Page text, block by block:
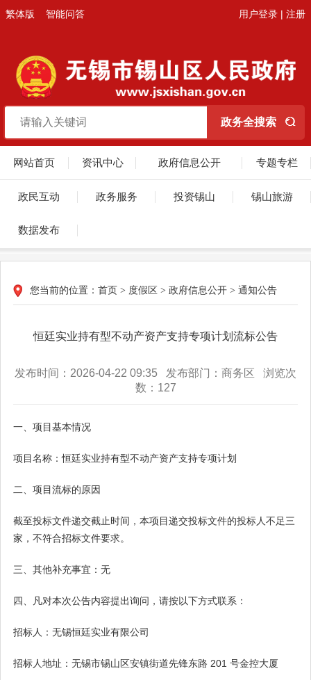
繁体版 智能问答 用户登录 | 注册
网站首页 资讯中心 政府信息公开 专题专栏
政民互动 政务服务 投资锡山 锡山旅游
数据发布
您当前的位置： 首页 > 度假区 > 政府信息公开 > 通知公告
恒廷实业持有型不动产资产支持专项计划流标公告
发布时间：2026-04-22 09:35 发布部门：商务区 浏览次
数： 127
一、项目基本情况
项目名称：恒廷实业持有型不动产资产支持专项计划
二、项目流标的原因
截至投标文件递交截止时间，本项目递交投标文件的投标人不足三
家，不符合招标文件要求。
三、其他补充事宜：无
四、凡对本次公告内容提出询问，请按以下方式联系：
招标人：无锡恒廷实业有限公司
招标人地址：无锡市锡山区安镇街道先锋东路 201 号金控大厦